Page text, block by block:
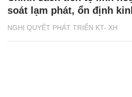
NGHỊ QUYẾT PHÁT TRIỂN KT- XH
soát lạm phát, ổn định